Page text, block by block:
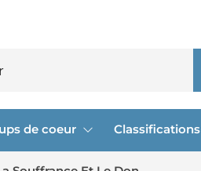
de coeur Classifications